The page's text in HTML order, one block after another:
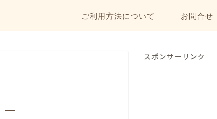
ご利用方法について お問合せ
スポンサーリンク